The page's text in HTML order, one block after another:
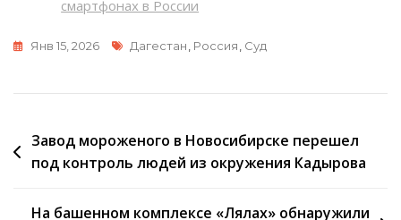
смартфонах в России
Янв 15, 2026 Метки
Дагестан Россия Суд
Навигация
по
Завод мороженого в Новосибирске перешел
под контроль людей из окружения Кадырова
На башенном комплексе «Лялах» обнаружили